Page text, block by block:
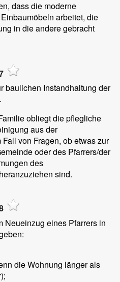
dass die moderne
arbeitet, die
in die andere gebracht
baulichen Instandhaltung der
obliegt die pflegliche
aus der
von Fragen, ob etwas zur
oder des Pfarrers/der
des
sind.
Neueinzug eines Pfarrers in
die Wohnung länger als